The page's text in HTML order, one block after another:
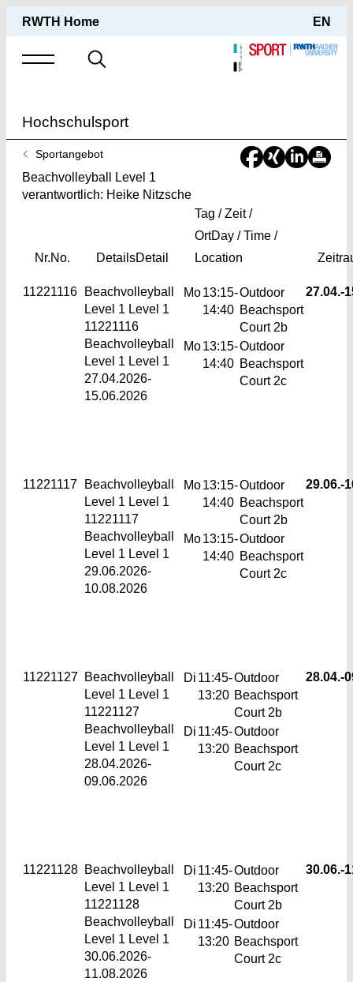
RWTH Home EN
Suche
Hochschulsport
Sie
sind
hier:
Sportangebot
Beachvolleyball Level 1
verantwortlich: Heike Nitzsche
Nr.No. DetailsDetail
Tag / Zeit /
OrtDay / Time /
Location
11221116
Beachvolleyball
Level 1 Level 1
11221116
Beachvolleyball
Level 1 Level 1
27.04.2026-
15.06.2026
Mo13:15-
14:40
Outdoor
Beachsport
Court 2b
Mo13:15-
14:40
Outdoor
Beachsport
Court 2c
27.04.-
11221117
Beachvolleyball
Level 1 Level 1
11221117
Beachvolleyball
Level 1 Level 1
29.06.2026-
10.08.2026
Mo13:15-
14:40
Outdoor
Beachsport
Court 2b
Mo13:15-
14:40
Outdoor
Beachsport
Court 2c
29.06.-
11221127 Beachvolleyball
Level 1 Level 1
11221127
Beachvolleyball
Level 1 Level 1
28.04.2026-
09.06.2026
Di 11:45-
13:20
Outdoor
Beachsport
Court 2b
Di 11:45-
13:20
Outdoor
Beachsport
Court 2c
28.04.-
11221128 Beachvolleyball
Level 1 Level 1
11221128
Beachvolleyball
Level 1 Level 1
30.06.2026-
11.08.2026
Di 11:45-
13:20
Outdoor
Beachsport
Court 2b
Di 11:45-
13:20
Outdoor
Beachsport
Court 2c
30.06.-